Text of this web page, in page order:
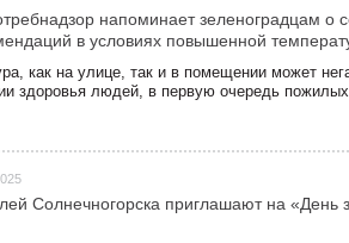
напоминает зеленоградцам о
в условиях повышенной
как на улице, так и в помещении может
здоровья людей, в первую очередь
Солнечногорска приглашают на «День